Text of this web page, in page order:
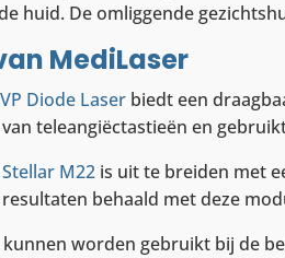
huid. De omliggende
MediLaser
Diode Laser biedt een
teleangiëctastieën en
M22 is uit te breiden met
behaald met deze
kunnen worden gebruikt bij de